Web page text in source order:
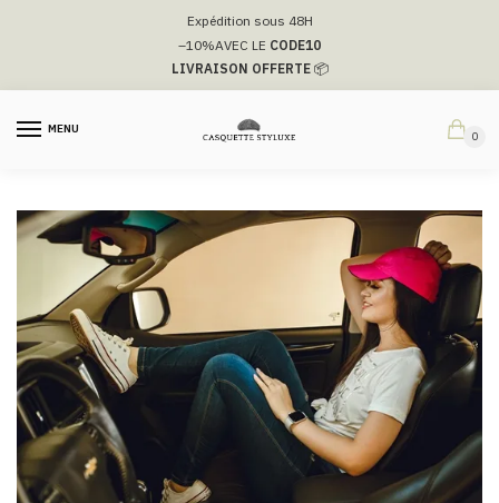
navigation
Expédition sous 48H
–10%AVEC LE CODE10
LIVRAISON OFFERTE📦
MENU
0